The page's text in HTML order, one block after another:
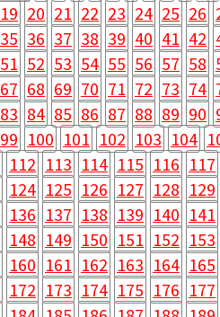
19 20 21 22 23 24 25 26
35 36 37 38 39 40 41 42
51 52 53 54 55 56 57 58
67 68 69 70 71 72 73 74
83 84 85 86 87 88 89 90
99 100 101 102 103 104
112 113 114 115 116 117
124 125 126 127 128 129
136 137 138 139 140 141
148 149 150 151 152 153
160 161 162 163 164 165
172 173 174 175 176 177